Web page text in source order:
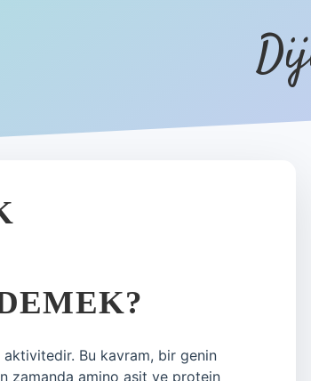
aktivitedir. Bu kavram, bir genin
zamanda amino asit ve protein